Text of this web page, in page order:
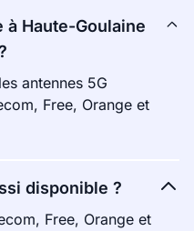
à Haute-Goulaine
antennes 5G
Free, Orange et
disponible ?
Free, Orange et